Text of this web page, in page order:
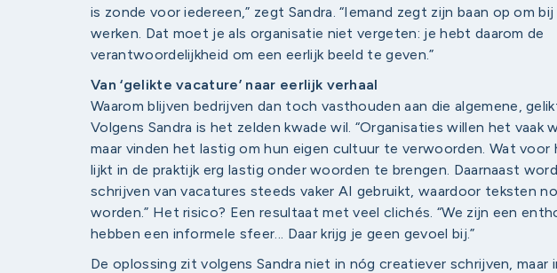
is zonde voor iedereen,” zegt Sandra. “Iemand zegt zijn baan op om
werken. Dat moet je als organisatie niet vergeten: je hebt daarom de
verantwoordelijkheid om een eerlijk beeld te geven.”
Van ‘gelikte vacature’ naar eerlijk verhaal
Waarom blijven bedrijven dan toch vasthouden aan die algemene,
Volgens Sandra is het zelden kwade wil. “Organisaties willen het vaak
maar vinden het lastig om hun eigen cultuur te verwoorden. Wat voor
lijkt in de praktijk erg lastig onder woorden te brengen. Daarnaast
schrijven van vacatures steeds vaker AI gebruikt, waardoor teksten
worden.” Het risico? Een resultaat met veel clichés. “We zijn een
hebben een informele sfeer... Daar krijg je geen gevoel bij.”
De oplossing zit volgens Sandra niet in nóg creatiever schrijven, maar